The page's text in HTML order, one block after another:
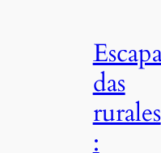
das
rurales
: